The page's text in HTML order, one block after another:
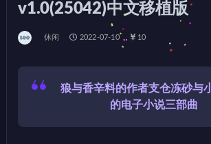
v1.0(25042)中文移植版
休闲 2022-07-10 10
狼与香辛料的作者支仓冻砂与
的电子小说三部曲